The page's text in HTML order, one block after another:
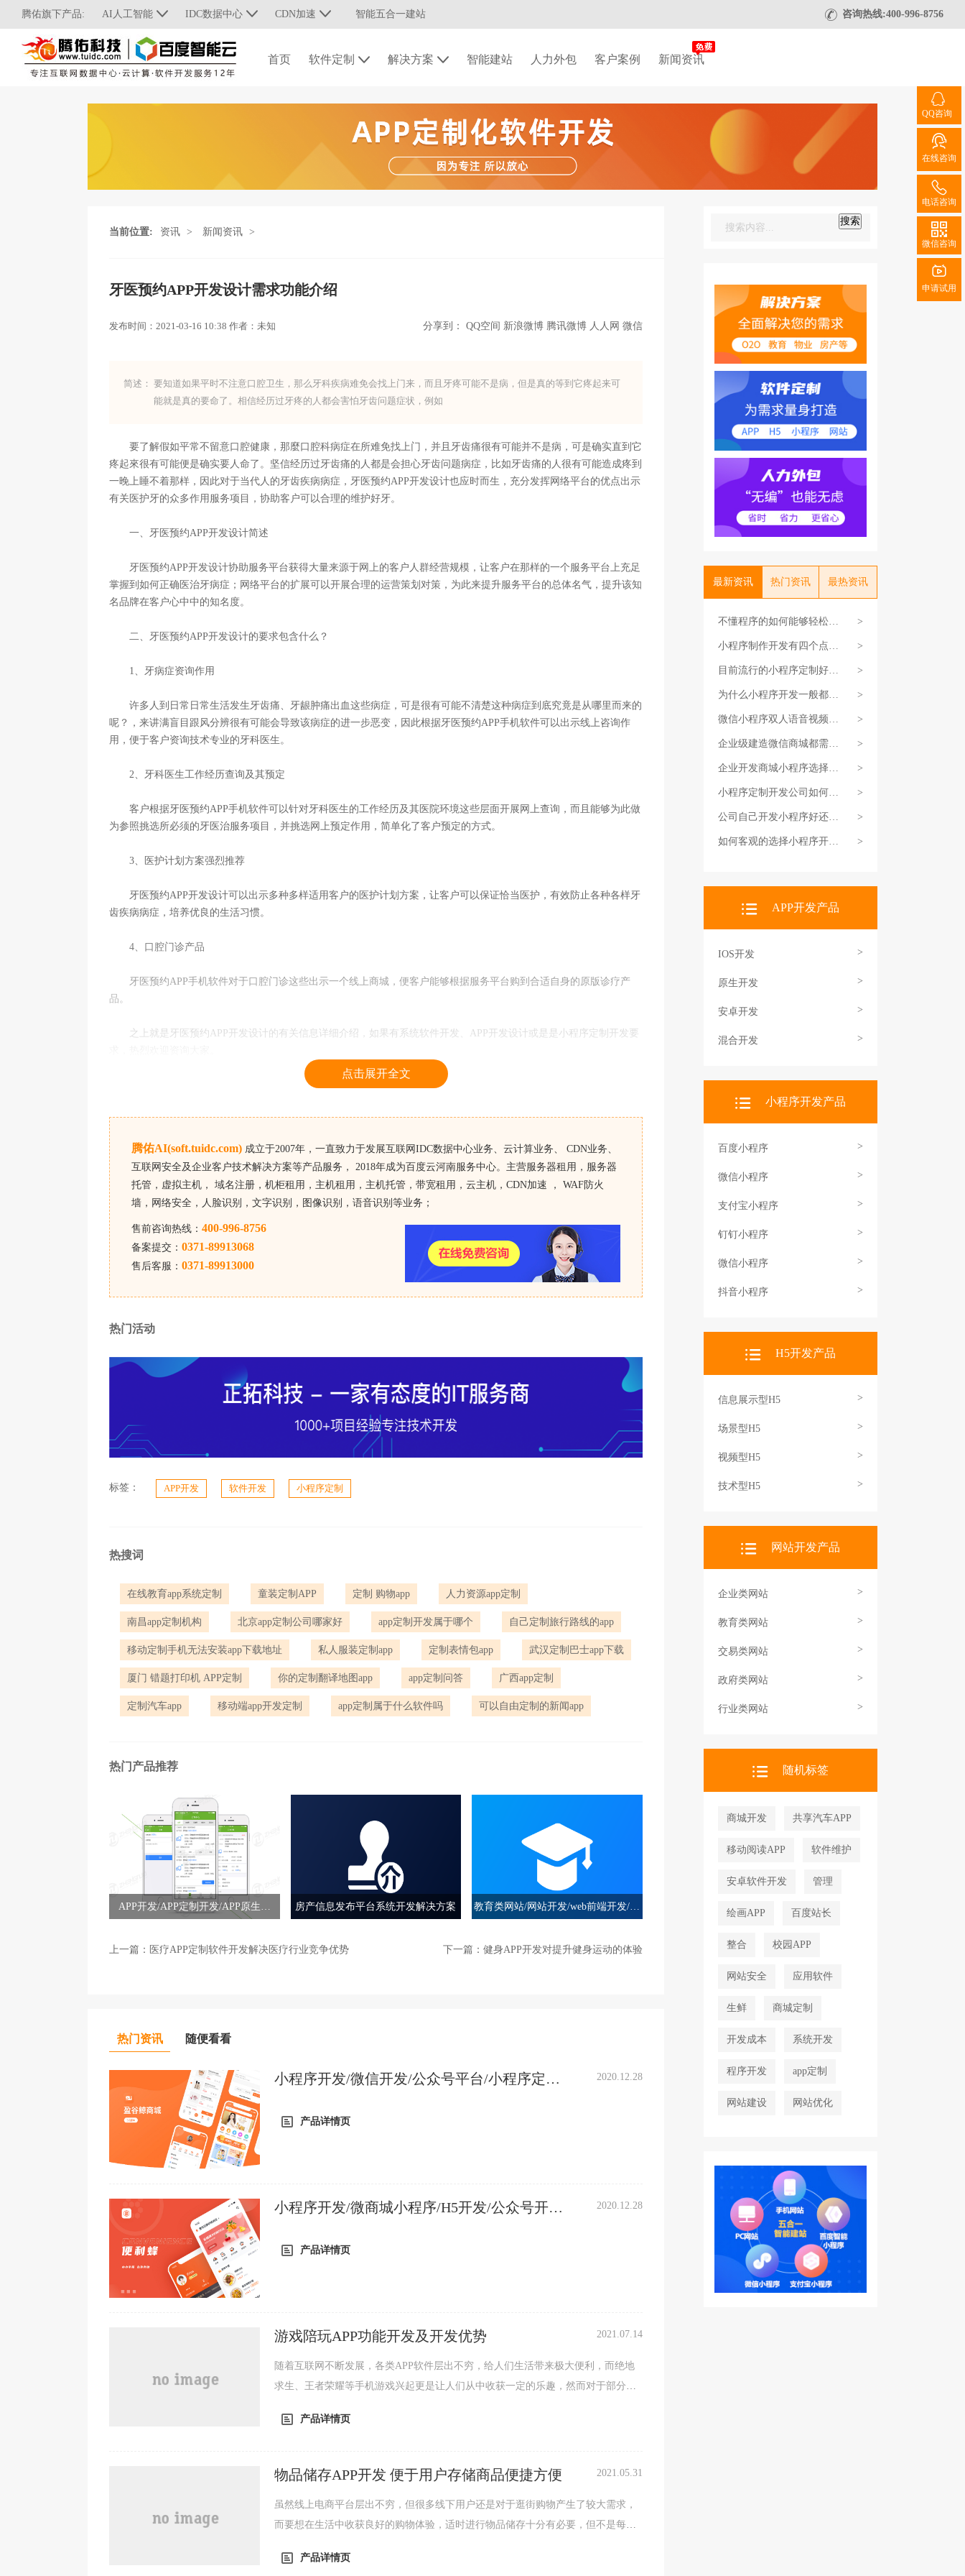
腾佑旗下产品: AI人工智能 IDC数据中心 CDN加速 智能五合一建站 咨询热线:400-996-8756
首页 软件定制 解决方案 智能建站 人力外包 客户案例 新闻资讯
搜索
最新资讯 热门资讯 最热资讯
不懂程序的如何能够轻松开
发小程序
>
小程序制作开发有四个点需
要重视
>
目前流行的小程序定制好做
吗
>
为什么小程序开发一般都要
选择定制
>
微信小程序双人语音视频对
话组件功能介绍
>
企业级建造微信商城都需如
何搭建费用是多少
>
企业开发商城小程序选择开
发公司需要注意的细节要求
>
小程序定制开发公司如何做
出来双方满意的结果
>
公司自己开发小程序好还是
找专业公司开发好
>
如何客观的选择小程序开发
>
APP开发产品
IOS开发 >
原生开发 >
安卓开发 >
混合开发 >
小程序开发产品
百度小程序 >
微信小程序 >
支付宝小程序 >
钉钉小程序 >
微信小程序 >
抖音小程序 >
H5开发产品
信息展示型H5 >
场景型H5 >
视频型H5 >
技术型H5 >
网站开发产品
企业类网站 >
教育类网站 >
交易类网站 >
政府类网站 >
行业类网站 >
随机标签
商城开发 共享汽车APP
移动阅读APP 软件维护
安卓软件开发 管理
绘画APP 百度站长
整合 校园APP
网站安全 应用软件
生鲜 商城定制
开发成本 系统开发
程序开发 app定制
网站建设 网站优化
当前位置: 资讯 > 新闻资讯 >
牙医预约APP开发设计需求功能介绍
发布时间： 2021-03-16 10:38 作者： 未知 分享到： QQ空间 新浪微博 腾讯微博 人人网 微信
简述：
要知道如果平时不注意口腔卫生，那么牙科疾病难免会找上门来，而且牙疼可能不是病，但是真的等到它疼起来可
能就是真的要命了。相信经历过牙疼的人都会害怕牙齿问题症状，例如
要了解假如平常不留意口腔健康，那麼口腔科病症在所难免找上门，并且牙齿痛很有可能并不是病，可是确实直到它
疼起來很有可能便是确实要人命了。坚信经历过牙齿痛的人都是会担心牙齿问题病症，比如牙齿痛的人很有可能造成疼到
一晚上睡不着那样，因此对于当代人的牙齿疾病病症，牙医预约APP开发设计也应时而生，充分发挥网络平台的优点出示
有关医护牙的众多作用服务项目，协助客户可以合理的维护好牙。
一、牙医预约APP开发设计简述
牙医预约APP开发设计协助服务平台获得大量来源于网上的客户人群经营规模，让客户在那样的一个服务平台上充足
掌握到如何正确医治牙病症；网络平台的扩展可以开展合理的运营策划对策，为此来提升服务平台的总体名气，提升该知
名品牌在客户心中中的知名度。
二、牙医预约APP开发设计的要求包含什么？
1、牙病症资询作用
许多人到日常日常生活发生牙齿痛、牙龈肿痛出血这些病症，可是很有可能不清楚这种病症到底究竟是从哪里而来的
呢？，来讲满盲目跟风分辨很有可能会导致该病症的进一步恶变，因此根据牙医预约APP手机软件可以出示线上咨询作
用，便于客户资询技术专业的牙科医生。
2、牙科医生工作经历查询及其预定
客户根据牙医预约APP手机软件可以针对牙科医生的工作经历及其医院环境这些层面开展网上查询，而且能够为此做
为参照挑选所必须的牙医治服务项目，并挑选网上预定作用，简单化了客户预定的方式。
3、医护计划方案强烈推荐
牙医预约APP开发设计可以出示多种多样适用客户的医护计划方案，让客户可以保证恰当医护，有效防止各种各样牙
齿疾病病症，培养优良的生活习惯。
4、口腔门诊产品
牙医预约APP手机软件对于口腔门诊这些出示一个线上商城，便客户能够根据服务平台购到合适自身的原版诊疗产
品。
之上就是牙医预约APP开发设计的有关信息详细介绍，如果有系统软件开发、APP开发设计或是是小程序定制开发要
点击展开全文
腾佑AI(soft.tuidc.com) 成立于2007年，一直致力于发展互联网IDC数据中心业务、云计算业务、 CDN业务、
互联网安全及企业客户技术解决方案等产品服务， 2018年成为百度云河南服务中心。主营服务器租用，服务器
托管，虚拟主机， 域名注册，机柜租用，主机租用，主机托管，带宽租用，云主机，CDN加速 ， WAF防火
墙，网络安全，人脸识别，文字识别，图像识别，语音识别等业务；
售前咨询热线： 400-996-8756
备案提交： 0371-89913068
售后客服： 0371-89913000
热门活动
标签： APP开发 软件开发 小程序定制
热搜词
在线教育app系统定制 童装定制APP 定制 购物app 人力资源app定制
南昌app定制机构 北京app定制公司哪家好 app定制开发属于哪个 自己定制旅行路线的app
移动定制手机无法安装app下载地址 私人服装定制app 定制表情包app 武汉定制巴士app下载
厦门 错题打印机 APP定制 你的定制翻译地图app app定制问答 广西app定制
定制汽车app 移动端app开发定制 app定制属于什么软件吗 可以自由定制的新闻app
热门产品推荐
APP开发/APP定制开发/APP原生开 房产信息发布平台系统开发解决方案 教育类网站/网站开发/web前端开发/UI
上一篇： 医疗APP定制软件开发解决医疗行业竞争优势 下一篇： 健身APP开发对提升健身运动的体验
热门资讯 随便看看
小程序开发/微信开发/公众号平台/小程序定
2020.12.28
产品详情页
小程序开发/微商城小程序/H5开发/公众号开发/
2020.12.28
产品详情页
游戏陪玩APP功能开发及开发优势 2021.07.14
随着互联网不断发展，各类APP软件层出不穷，给人们生活带来极大便利，而绝地
求生、王者荣耀等手机游戏兴起更是让人们从中收获一定的乐趣，然而对于部分用
产品详情页
物品储存APP开发 便于用户存储商品便捷方便 2021.05.31
虽然线上电商平台层出不穷，但很多线下用户还是对于逛街购物产生了较大需求，
而要想在生活中收获良好的购物体验，适时进行物品储存十分有必要，但不是每个
产品详情页
QQ咨询
在线咨询
电话咨询
微信咨询
申请试用